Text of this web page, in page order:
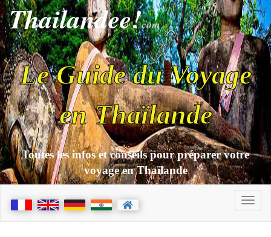
Thailandee!com
Le Guide du Voyage
en Thaïlande
Toutes les infos et conseils pour préparer votre
voyage en Thaïlande